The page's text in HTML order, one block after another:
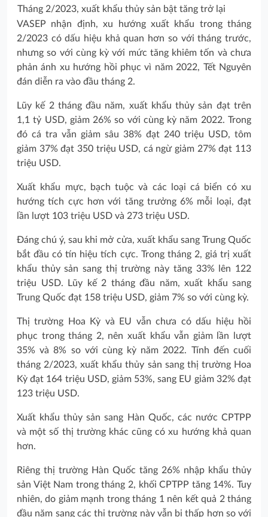
Tháng 2/2023, xuất khẩu thủy sản bật tăng trở lại
VASEP nhận định, xu hướng xuất khẩu trong tháng
2/2023 có dấu hiệu khả quan hơn so với tháng trước,
nhưng so với cùng kỳ với mức tăng khiêm tốn và chưa
phản ánh xu hướng hồi phục vì năm 2022, Tết Nguyên
đán diễn ra vào đầu tháng 2.
Lũy kế 2 tháng đầu năm, xuất khẩu thủy sản đạt trên
1,1 tỷ USD, giảm 26% so với cùng kỳ năm 2022. Trong
đó cá tra vẫn giảm sâu 38% đạt 240 triệu USD, tôm
giảm 37% đạt 350 triệu USD, cá ngừ giảm 27% đạt 113
triệu USD.
Xuất khẩu mực, bạch tuộc và các loại cá biển có xu
hướng tích cực hơn với tăng trưởng 6% mỗi loại, đạt
lần lượt 103 triệu USD và 273 triệu USD.
Đáng chú ý, sau khi mở cửa, xuất khẩu sang Trung Quốc
bắt đầu có tín hiệu tích cực. Trong tháng 2, giá trị xuất
khẩu thủy sản sang thị trường này tăng 33% lên 122
triệu USD. Lũy kế 2 tháng đầu năm, xuất khẩu sang
Trung Quốc đạt 158 triệu USD, giảm 7% so với cùng kỳ.
Thị trường Hoa Kỳ và EU vẫn chưa có dấu hiệu hồi
phục trong tháng 2, nên xuất khẩu vẫn giảm lần lượt
35% và 8% so với cùng kỳ năm 2022. Tính đến cuối
tháng 2/2023, xuất khẩu thủy sản sang thị trường Hoa
Kỳ đạt 164 triệu USD, giảm 53%, sang EU giảm 32% đạt
123 triệu USD.
Xuất khẩu thủy sản sang Hàn Quốc, các nước CPTPP
và một số thị trường khác cũng có xu hướng khả quan
hơn.
Riêng thị trường Hàn Quốc tăng 26% nhập khẩu thủy
sản Việt Nam trong tháng 2, khối CPTPP tăng 14%. Tuy
nhiên, do giảm mạnh trong tháng 1 nên kết quả 2 tháng
đầu năm sang các thị trường này vẫn bị thấp hơn so với